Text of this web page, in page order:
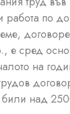
по
е сред
на
били над